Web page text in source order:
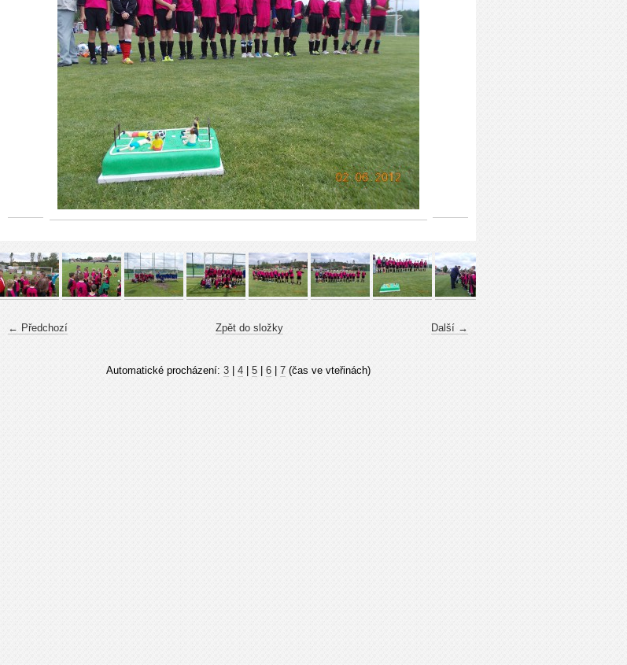
← Předchozí Další →
Zpět do složky
Automatické procházení: 3| 4| 5| 6| 7(čas ve vteřinách)